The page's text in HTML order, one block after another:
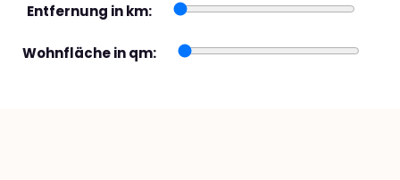
Entfernung in km:
Wohnfläche in qm: